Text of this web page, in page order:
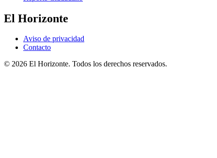
El Horizonte
Aviso de privacidad
Contacto
© 2026 El Horizonte. Todos los derechos reservados.